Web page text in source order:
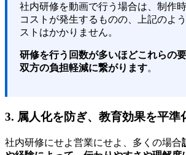
社内研修を動画で行う場合は、制作
コストが発生するものの、上記のよ
ストはかかりません。
研修を行う回数が多いほどこれらの
双方の負担軽減に繋がります。
3. 属人化を防ぎ、教育効果を平準
社内研修にせよ営業にせよ、多くの場合